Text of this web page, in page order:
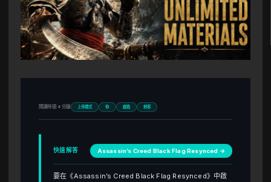
閱讀時間 4 分鐘 上帝模式 你 創造 刺客
快速解答 Assassin’s Creed Black Flag Resynced →
要在《Assassin’s Creed Black Flag Resynced》中啟